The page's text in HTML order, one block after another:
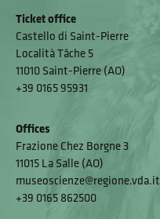
Ticket office
Castello di Saint-Pierre
Località Tâche 5
11010 Saint-Pierre (AO)
+39 0165 95931
Offices
Frazione Chez Borgne 3
11015 La Salle (AO)
museoscienze@regione.vda.it
+39 0165 862500